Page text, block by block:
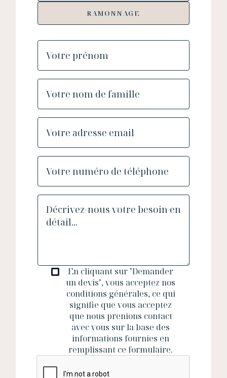
RAMONNAGE
En cliquant sur "Demander
un devis", vous acceptez nos
conditions générales, ce qui
signifie que vous acceptez
que nous prenions contact
avec vous sur la base des
informations fournies en
remplissant ce formulaire.